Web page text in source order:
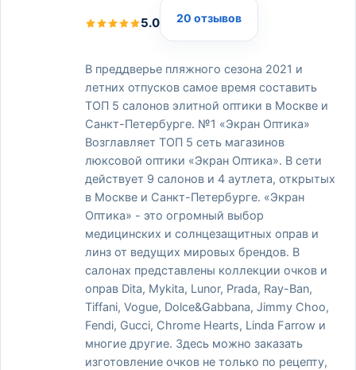
5.0 20 отзывов
В преддверье пляжного сезона 2021 и
летних отпусков самое время составить
ТОП 5 салонов элитной оптики в Москве и
Санкт-Петербурге. №1 «Экран Оптика»
Возглавляет ТОП 5 сеть магазинов
люксовой оптики «Экран Оптика». В сети
действует 9 салонов и 4 аутлета, открытых
в Москве и Санкт-Петербурге. «Экран
Оптика» - это огромный выбор
медицинских и солнцезащитных оправ и
линз от ведущих мировых брендов. В
салонах представлены коллекции очков и
оправ Dita, Mykita, Lunor, Prada, Ray-Ban,
Tiffani, Vogue, Dolce&Gabbana, Jimmy Choo,
Fendi, Gucci, Chrome Hearts, Linda Farrow и
многие другие. Здесь можно заказать
изготовление очков не только по рецепту,